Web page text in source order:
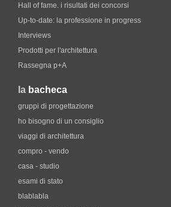
Hall of fame. i risultati dei concorsi
Up-to-date: la professione in progress
Interviews
Prodotti per l'architettura
Rassegna p+A
la bacheca
gruppi di progettazione
ho bisogno di un consiglio
viaggi di architettura
compro - vendo
casa - studio
esami di stato
blablabla